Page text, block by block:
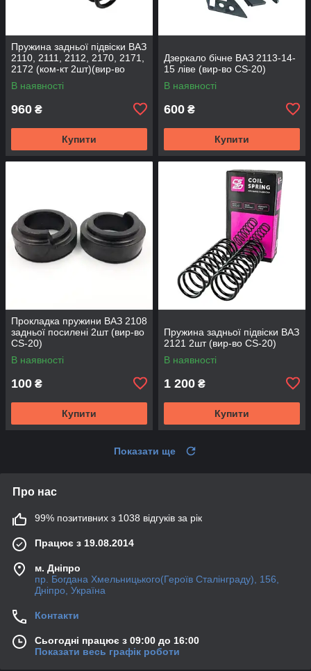
Пружина задньої підвіски ВАЗ
2110, 2111, 2112, 2170, 2171,
2172 (ком-кт 2шт)(вир-во
SKADI)
В наявності
960 ₴
Купити
Дзеркало бічне ВАЗ 2113-14-
15 ліве (вир-во CS-20)
В наявності
600 ₴
Купити
Прокладка пружини ВАЗ 2108
задньої посилені 2шт (вир-во
CS-20)
В наявності
100 ₴
Купити
Пружина задньої підвіски ВАЗ
2121 2шт (вир-во CS-20)
В наявності
1 200 ₴
Купити
Показати ще
Про нас
99% позитивних з 1038 відгуків за рік
Працює з 19.08.2014
м. Дніпро
пр. Богдана Хмельницького(Героїв Сталінграду), 156,
Дніпро, Україна
Контакти
Сьогодні працює з 09:00 до 16:00
Показати весь графік роботи